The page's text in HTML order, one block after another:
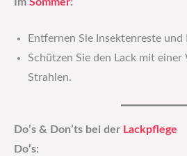
Im Sommer:
Entfernen Sie Insektenreste
Schützen Sie den Lack mit
Strahlen.
Do’s & Don’ts bei der Lackpflege
Do’s: